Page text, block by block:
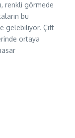
renkli görmede
bu
gelebiliyor. Çift
ortaya